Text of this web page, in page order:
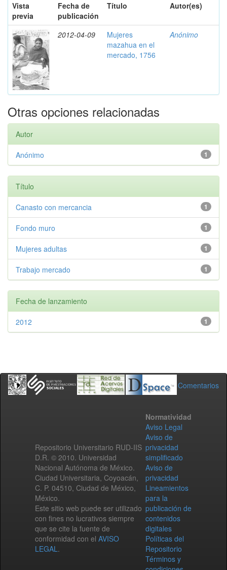
Vista
previa
Fecha de
publicación
Título Autor(es)
2012-04-09
Mujeres
mazahua en el
mercado, 1756
Anónimo
Otras opciones relacionadas
Autor
1
Anónimo
Título
1
Canasto con mercancia
1
Fondo muro
1
Mujeres adultas
1
Trabajo mercado
Fecha de lanzamiento
1
2012
Comentarios
Repositorio Universitario RUD-IIS
D.R. © 2010. Universidad
Nacional Autónoma de México.
Ciudad Universitaria, Coyoacán,
C. P. 04510, Ciudad de México,
México.
Este sitio web puede ser utilizado
con fines no lucrativos siempre
que se cite la fuente de
conformidad con el AVISO
LEGAL.
Normatividad
Aviso Legal
Aviso de
privacidad
simplificado
Aviso de
privacidad
Lineamientos
para la
publicación de
contenidos
digitales
Políticas del
Repositorio
Términos y